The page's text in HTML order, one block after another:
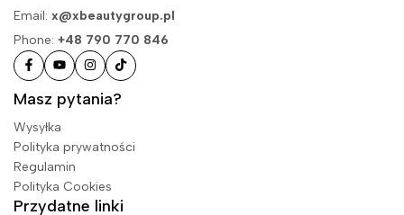
Email: x@xbeautygroup.pl
Phone: +48 790 770 846
Masz pytania?
Wysyłka
Polityka prywatności
Regulamin
Polityka Cookies
Przydatne linki